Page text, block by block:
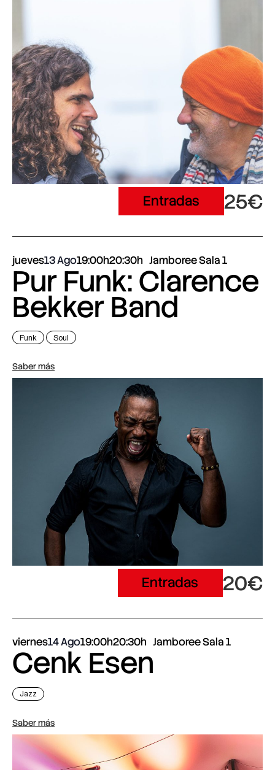
Entradas 25€
jueves13 Ago19:00h20:30h Jamboree Sala 1
Pur Funk: Clarence
Bekker Band
Funk Soul
Saber más
Entradas 20€
viernes14 Ago19:00h20:30h Jamboree Sala 1
Cenk Esen
Jazz
Saber más